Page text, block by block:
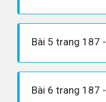
Bài 5 trang 187
Bài 6 trang 187